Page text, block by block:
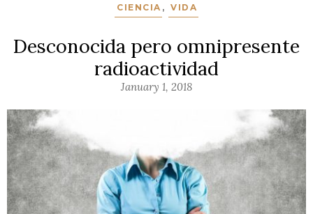
CIENCIA , VIDA
Desconocida pero omnipresente
radioactividad
January 1, 2018